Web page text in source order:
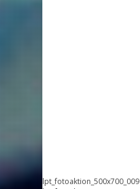
lpt_fotoaktion_500x700_009